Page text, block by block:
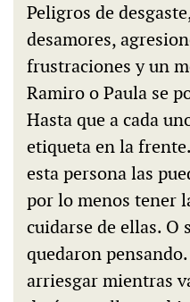
Peligros de
desamores,
frustraciones y un
Ramiro o Paula se
Hasta que a cada
etiqueta en la
esta persona las
por lo menos tener
cuidarse de ellas. O
quedaron
arriesgar mientras